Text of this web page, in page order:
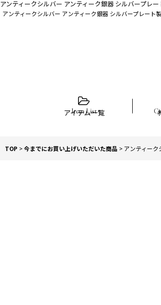
アンティークシルバー アンティーク銀器 シルバープレ
アンティークシルバー アンティーク銀器 シルバープレー
アイテム一覧
TOP >今までにお買い上げいただいた商品 > アンティー